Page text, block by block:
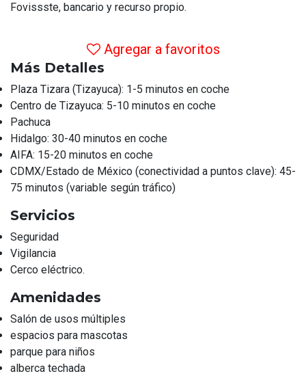
Fovissste, bancario y recurso propio.
Agregar a favoritos
Más Detalles
Plaza Tizara (Tizayuca): 1-5 minutos en coche
Centro de Tizayuca: 5-10 minutos en coche
Pachuca
Hidalgo: 30-40 minutos en coche
AIFA: 15-20 minutos en coche
CDMX/Estado de México (conectividad a puntos clave): 45-
75 minutos (variable según tráfico)
Servicios
Seguridad
Vigilancia
Cerco eléctrico.
Amenidades
Salón de usos múltiples
espacios para mascotas
parque para niños
alberca techada